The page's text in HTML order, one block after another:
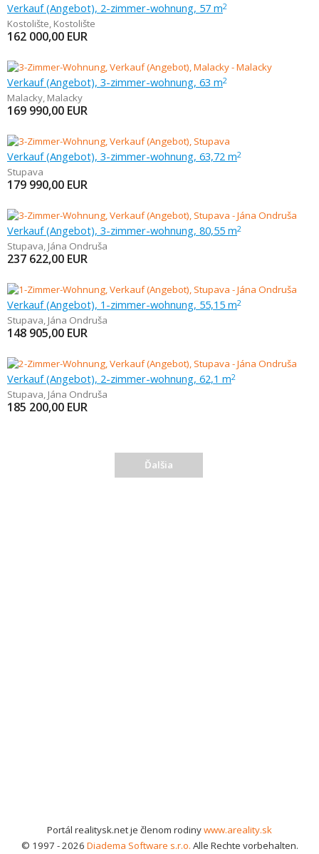
Verkauf (Angebot), 2-zimmer-wohnung, 57 m2
Kostolište, Kostolište
162 000,00 EUR
Verkauf (Angebot), 3-zimmer-wohnung, 63 m2
Malacky, Malacky
169 990,00 EUR
Verkauf (Angebot), 3-zimmer-wohnung, 63,72 m2
Stupava
179 990,00 EUR
Verkauf (Angebot), 3-zimmer-wohnung, 80,55 m2
Stupava, Jána Ondruša
237 622,00 EUR
Verkauf (Angebot), 1-zimmer-wohnung, 55,15 m2
Stupava, Jána Ondruša
148 905,00 EUR
Verkauf (Angebot), 2-zimmer-wohnung, 62,1 m2
Stupava, Jána Ondruša
185 200,00 EUR
Ďalšia
Portál realitysk.net je členom rodinywww.areality.sk
© 1997 - 2026 Diadema Software s.r.o. Alle Rechte vorbehalten.